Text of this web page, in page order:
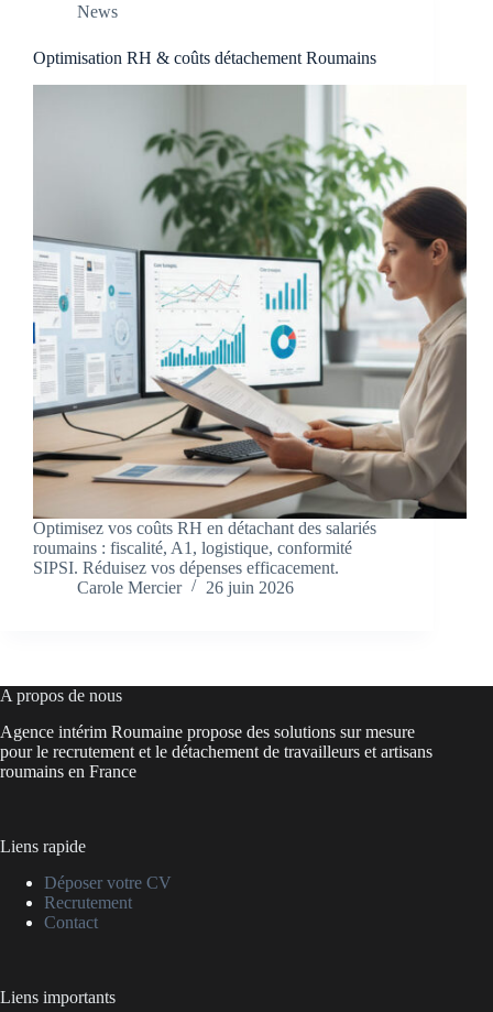
News
Optimisation RH & coûts détachement Roumains
Optimisez vos coûts RH en détachant des salariés
roumains : fiscalité, A1, logistique, conformité
SIPSI. Réduisez vos dépenses efficacement.
Carole Mercier
26 juin 2026
A propos de nous
Agence intérim Roumaine propose des solutions sur mesure
pour le recrutement et le détachement de travailleurs et artisans
roumains en France
Liens rapide
Déposer votre CV
Recrutement
Contact
Liens importants